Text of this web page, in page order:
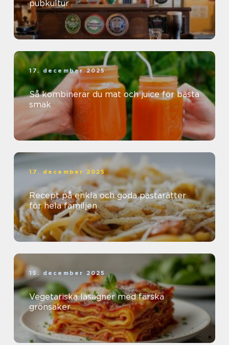
pubkultur
17. december 2025
Så kombinerar du mat och juice för bästa
smak
17. december 2025
Recept på enkla och goda pastarätter
för hela familjen
15. december 2025
Vegetariska lasagner med färska
grönsaker